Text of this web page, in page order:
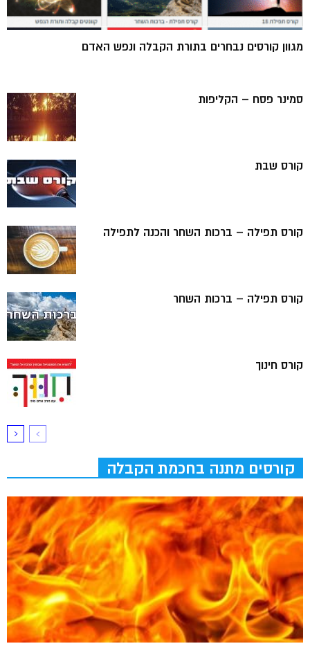
מגוון קורסים נבחרים בתורת הקבלה ונפש האדם
סמינר פסח – הקליפות
קורס שבת
קורס תפילה – ברכות השחר והכנה לתפילה
קורס תפילה – ברכות השחר
קורס חינוך
קורסים מתנה בחכמת הקבלה